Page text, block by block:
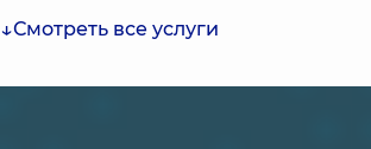
Смотреть все услуги